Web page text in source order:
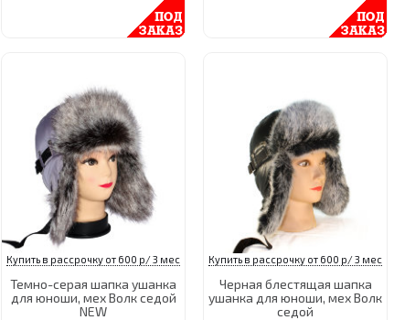
Купить в рассрочку от 600 р/ 3 мес
Темно-серая шапка ушанка
для юноши, мех Волк седой
NEW
Купить в рассрочку от 600 р/ 3 мес
Черная блестящая шапка
ушанка для юноши, мех Волк
седой